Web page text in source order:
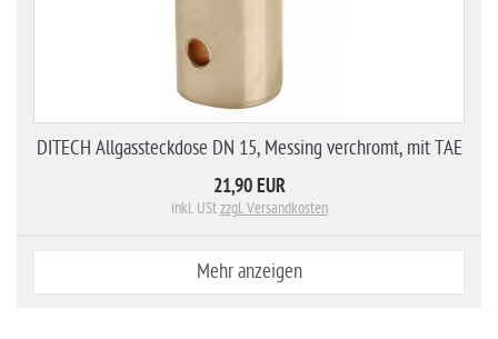
DITECH Allgassteckdose DN 15, Messing verchromt, mit TAE
21,90 EUR
inkl. UStzzgl. Versandkosten
Mehr anzeigen